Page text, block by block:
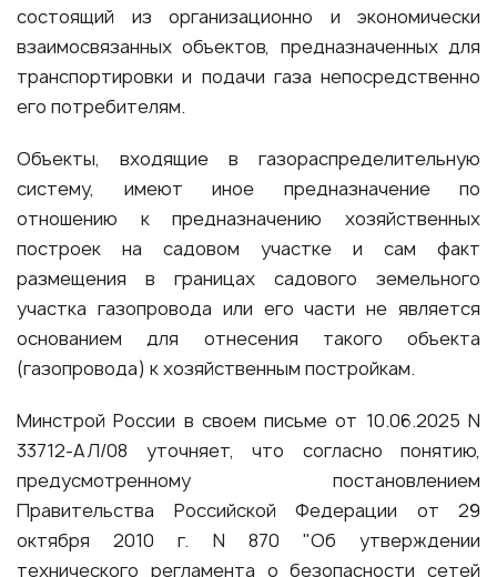
состоящий из организационно и экономически
взаимосвязанных объектов, предназначенных для
транспортировки и подачи газа непосредственно
его потребителям.
Объекты, входящие в газораспределительную
систему, имеют иное предназначение по
отношению к предназначению хозяйственных
построек на садовом участке и сам факт
размещения в границах садового земельного
участка газопровода или его части не является
основанием для отнесения такого объекта
(газопровода) к хозяйственным постройкам.
Минстрой России в своем письме от 10.06.2025 N
33712-АЛ/08 уточняет, что согласно понятию,
предусмотренному постановлением
Правительства Российской Федерации от 29
октября 2010 г. N 870 "Об утверждении
технического регламента о безопасности сетей